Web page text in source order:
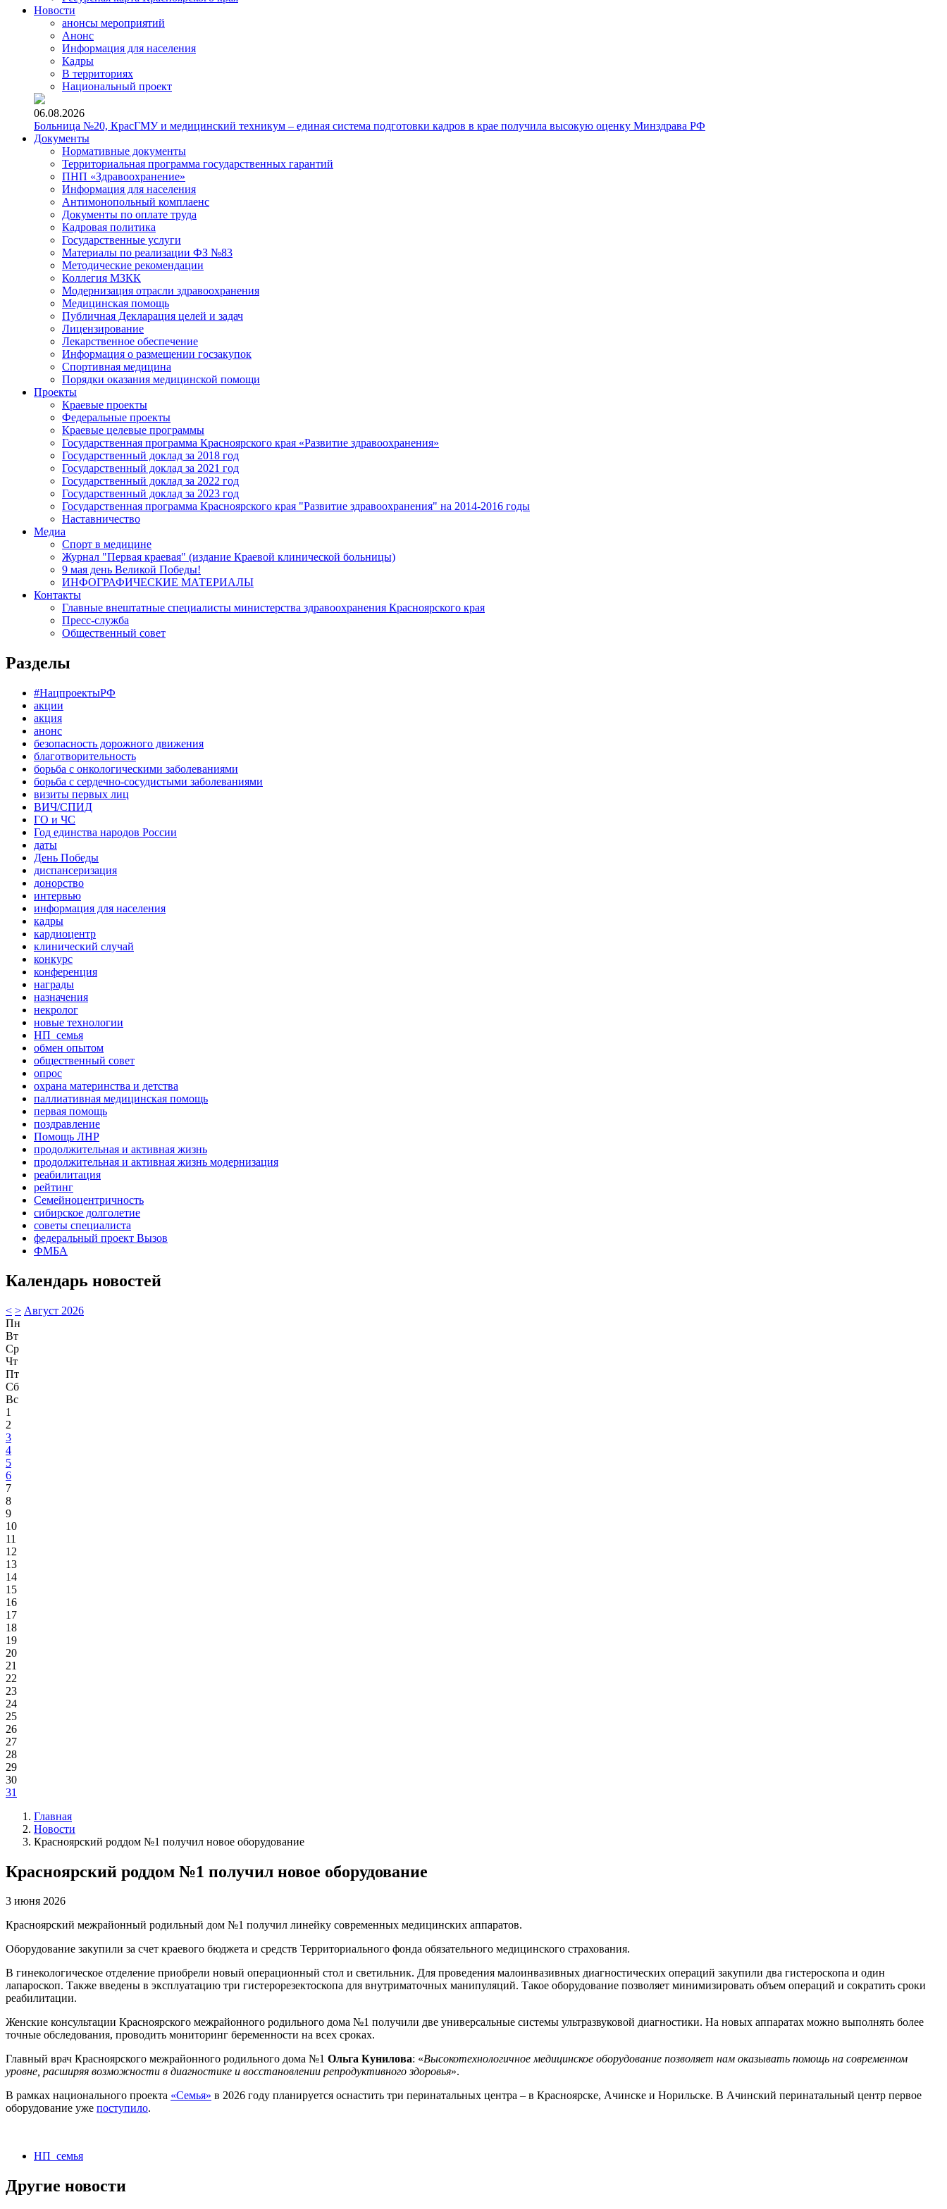
Новости
анонсы мероприятий
Анонс
Информация для населения
Кадры
В территориях
Национальный проект
06.08.2026
Больница №20, КрасГМУ и медицинский техникум – единая система подготовки кадров в крае получила высокую оценку Минздрава РФ
Документы
Нормативные документы
Территориальная программа государственных гарантий
ПНП «Здравоохранение»
Информация для населения
Антимонопольный комплаенс
Документы по оплате труда
Кадровая политика
Государственные услуги
Материалы по реализации ФЗ №83
Методические рекомендации
Коллегия МЗКК
Модернизация отрасли здравоохранения
Медицинская помощь
Публичная Декларация целей и задач
Лицензирование
Лекарственное обеспечение
Информация о размещении госзакупок
Спортивная медицина
Порядки оказания медицинской помощи
Проекты
Краевые проекты
Федеральные проекты
Краевые целевые программы
Государственная программа Красноярского края «Развитие здравоохранения»
Государственный доклад за 2018 год
Государственный доклад за 2021 год
Государственный доклад за 2022 год
Государственный доклад за 2023 год
Государственная программа Красноярского края "Развитие здравоохранения" на 2014-2016 годы
Наставничество
Медиа
Спорт в медицине
Журнал "Первая краевая" (издание Краевой клинической больницы)
9 мая день Великой Победы!
ИНФОГРАФИЧЕСКИЕ МАТЕРИАЛЫ
Контакты
Главные внештатные специалисты министерства здравоохранения Красноярского края
Пресс-служба
Общественный совет
Разделы
#НацпроектыРФ
акции
акция
анонс
безопасность дорожного движения
благотворительность
борьба с онкологическими заболеваниями
борьба с сердечно-сосудистыми заболеваниями
визиты первых лиц
ВИЧ/СПИД
ГО и ЧС
Год единства народов России
даты
День Победы
диспансеризация
донорство
интервью
информация для населения
кадры
кардиоцентр
клинический случай
конкурс
конференция
награды
назначения
некролог
новые технологии
НП_семья
обмен опытом
общественный совет
опрос
охрана материнства и детства
паллиативная медицинская помощь
первая помощь
поздравление
Помощь ЛНР
продолжительная и активная жизнь
продолжительная и активная жизнь модернизация
реабилитация
рейтинг
Семейноцентричность
сибирское долголетие
советы специалиста
федеральный проект Вызов
ФМБА
Календарь новостей
< > Август 2026
Пн
Вт
Ср
Чт
Пт
Сб
Вс
1
2
3
4
5
6
7
8
9
10
11
12
13
14
15
16
17
18
19
20
21
22
23
24
25
26
27
28
29
30
31
Главная
Новости
Красноярский роддом №1 получил новое оборудование
Красноярский роддом №1 получил новое оборудование
3 июня 2026
Красноярский межрайонный родильный дом №1 получил линейку современных медицинских аппаратов.
Оборудование закупили за счет краевого бюджета и средств Территориального фонда обязательного медицинского страхования.
В гинекологическое отделение приобрели новый операционный стол и светильник. Для проведения малоинвазивных диагностических операций закупили два гистероскопа и один
лапароскоп. Также введены в эксплуатацию три гистерорезектоскопа для внутриматочных манипуляций. Такое оборудование позволяет минимизировать объем операций и сократить сроки
реабилитации.
Женские консультации Красноярского межрайонного родильного дома №1 получили две универсальные системы ультразвуковой диагностики. На новых аппаратах можно выполнять более
точные обследования, проводить мониторинг беременности на всех сроках.
Главный врач Красноярского межрайонного родильного дома №1 Ольга Кунилова: «Высокотехнологичное медицинское оборудование позволяет нам оказывать помощь на современном
уровне, расширяя возможности в диагностике и восстановлении репродуктивного здоровья».
В рамках национального проекта «Семья» в 2026 году планируется оснастить три перинатальных центра – в Красноярске, Ачинске и Норильске. В Ачинский перинатальный центр первое
оборудование уже поступило.
НП_семья
Другие новости